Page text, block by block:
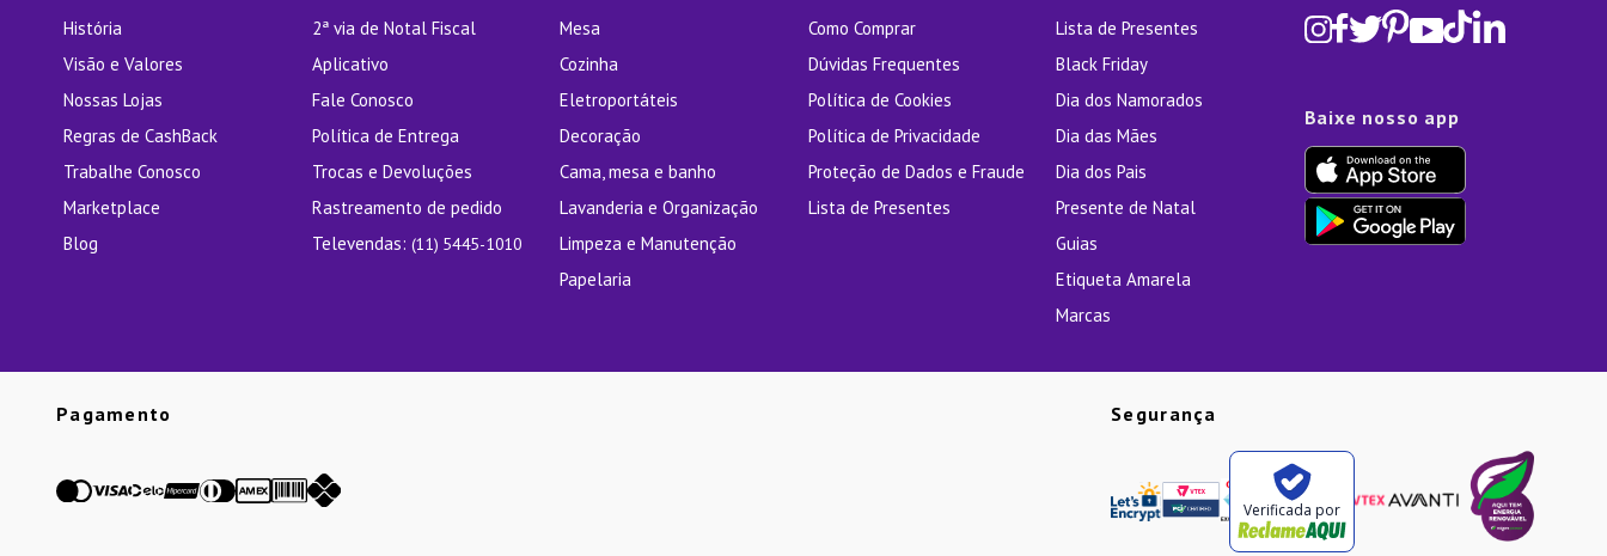
História
Visão e Valores
Nossas Lojas
Regras de CashBack
Trabalhe Conosco
Marketplace
Blog
2ª via de Notal Fiscal
Aplicativo
Fale Conosco
Política de Entrega
Trocas e Devoluções
Rastreamento de pedido
Televendas: (11) 5445-1010
Mesa
Cozinha
Eletroportáteis
Decoração
Cama, mesa e banho
Lavanderia e Organização
Limpeza e Manutenção
Papelaria
Como Comprar
Dúvidas Frequentes
Política de Cookies
Política de Privacidade
Proteção de Dados e Fraude
Lista de Presentes
Lista de Presentes
Black Friday
Dia dos Namorados
Dia das Mães
Dia dos Pais
Presente de Natal
Guias
Etiqueta Amarela
Marcas
Baixe nosso app
Pagamento Segurança
Verificada por